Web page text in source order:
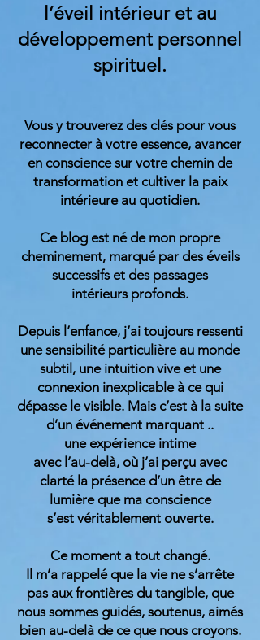
l’éveil intérieur et au
développement personnel
spirituel.
Vous y trouverez des clés pour vous
reconnecter à votre essence, avancer
en conscience sur votre chemin de
transformation et cultiver la paix
intérieure au quotidien.
Ce blog est né de mon propre
cheminement, marqué par des éveils
successifs et des passages
intérieurs profonds.
Depuis l’enfance, j’ai toujours ressenti
une sensibilité particulière au monde
subtil, une intuition vive et une
connexion inexplicable à ce qui
dépasse le visible. Mais c’est à la suite
d’un événement marquant ..
une expérience intime
avec l’au-delà, où j’ai perçu avec
clarté la présence d’un être de
lumière que ma conscience
s’est véritablement ouverte.
Ce moment a tout changé.
Il m’a rappelé que la vie ne s’arrête
pas aux frontières du tangible, que
nous sommes guidés, soutenus, aimés
bien au-delà de ce que nous croyons.